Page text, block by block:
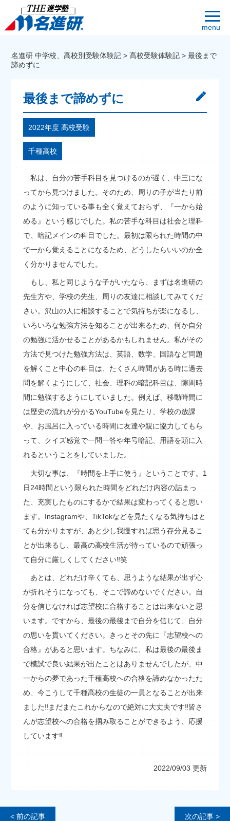
menu
名進研 中学校、高校別受験体験記 >高校受験体験記 >最後まで
諦めずに
最後まで諦めずに
2022年度 高校受験
千種高校
私は、自分の苦手科目を見つけるのが遅く、中三にな
ってから見つけました。そのため、周りの子が当たり前
のように知っている事も全く覚えておらず、『一から始
める』という感じでした。私の苦手な科目は社会と理科
で、暗記メインの科目でした。最初は限られた時間の中
で一から覚えることになるため、どうしたらいいのか全
く分かりませんでした。
もし、私と同じような子がいたなら、まずは名進研の
先生方や、学校の先生、周りの友達に相談してみてくだ
さい。沢山の人に相談することで気持ちが楽になるし、
いろいろな勉強方法を知ることが出来るため、何か自分
の勉強に活かせることがあるかもしれません。私がその
方法で見つけた勉強方法は、英語、数学、国語など問題
を解くこと中心の科目は、たくさん時間がある時に過去
問を解くようにして、社会、理科の暗記科目は、隙間時
間に勉強するようにしていました。例えば、移動時間に
は歴史の流れが分かるYouTubeを見たり、学校の放課
や、お風呂に入っている時間に友達や親に協力してもら
って、クイズ感覚で一問一答や年号暗記、用語を頭に入
れるということをしていました。
大切な事は、『時間を上手に使う』ということです。1
日24時間という限られた時間をどれだけ内容の詰まっ
た、充実したものにするかで結果は変わってくると思い
ます。Instagramや、TikTokなどを見たくなる気持ちはと
ても分かりますが、あと少し我慢すれば思う存分見るこ
とが出来るし、最高の高校生活が待っているので頑張っ
て自分に厳しくしてください‼笑
あとは、どれだけ辛くても、思うような結果が出ず心
が折れそうになっても、そこで諦めないでください。自
分を信じなければ志望校に合格することは出来ないと思
います。ですから、最後の最後まで自分を信じて、自分
の思いを貫いてください。きっとその先に『志望校への
合格』があると思います。ちなみに、私は最後の最後ま
で模試で良い結果が出たことはありませんでしたが、中
一からの夢であった千種高校への合格を諦めなかったた
め、今こうして千種高校の生徒の一員となることが出来
ました‼まだまたこれからなので絶対に大丈夫です‼皆さ
んが志望校への合格を掴み取ることができるよう、応援
しています‼
2022/09/03 更新
< 前の記事 次の記事 >